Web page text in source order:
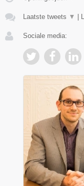
Laatste tweets ▼
Sociale media: